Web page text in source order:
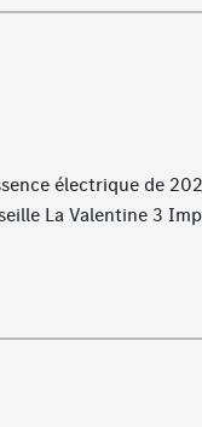
électrique de
La Valentine 3